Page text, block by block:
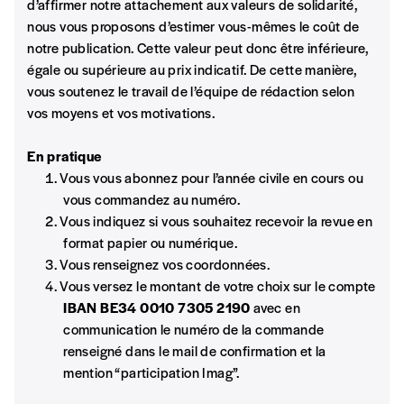
Format numérique
Je commande au numéro
Édition papier (livraison en Belgique
uniquement)
Quantité
AJOUTER
Édition numérique
communautés d’immigration partageant les mêmes
conditions et difficultés.
Nouveaux venus, vieux combats ?
Pietro Lunetto
Qui sont les “nouveaux Italiens” de Belgique, quels sont leurs
menée par La Comune del Belgio.
La face cachée de l’immigration italienne
Carlo Caldarini
Entre 2008 et 2015, 730 Italiens se sont vus délivrer un
ordre de quitter le territoire.
L’italianité marchande en Belgique
Marco De Biase
Enquête sur les relations entre entrepreneurs, restaurateurs,
nous vous proposons d’estimer vous-mêmes le coût de
notre publication. Cette valeur peut donc être inférieure,
égale ou supérieure au prix indicatif. De cette manière,
vous soutenez le travail de l’équipe de rédaction selon
vos moyens et vos motivations.
En pratique
Vous vous abonnez pour l’année civile en cours ou
vous commandez au numéro.
Vous indiquez si vous souhaitez recevoir la revue en
format papier ou numérique.
Vous renseignez vos coordonnées.
Vous versez le montant de votre choix sur le compte
IBAN BE34 0010 7305 2190avec en
communication le numéro de la commande
renseigné dans le mail de confirmation et la
mention “participation Imag”.